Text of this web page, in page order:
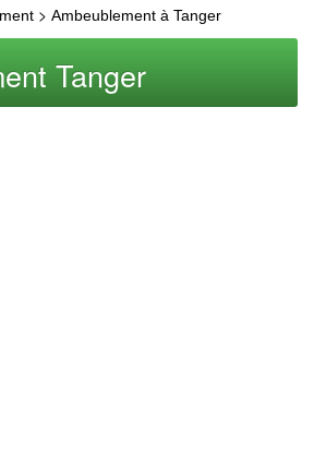
> Ambeublement à Tanger
Tanger